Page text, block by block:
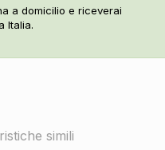
a domicilio e riceverai
Italia.
simili